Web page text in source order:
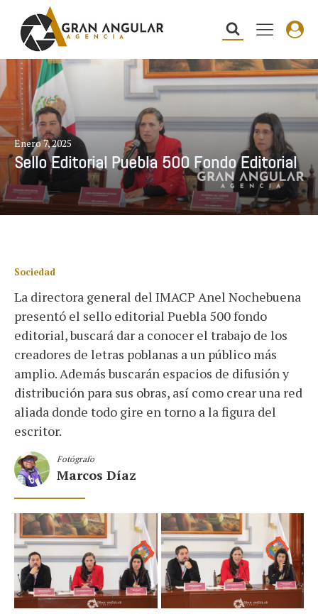
Enero 7, 2025
Sello Editorial Puebla 500 Fondo Editorial
Sociedad
La directora general del IMACP Anel Nochebuena
presentó el sello editorial Puebla 500 fondo
editorial, buscará dar a conocer el trabajo de los
creadores de letras poblanas a un público más
amplio. Además buscarán espacios de difusión y
distribución para sus obras, así como crear una red
aliada donde todo gire en torno a la figura del
escritor.
Fotógrafo
Marcos Díaz